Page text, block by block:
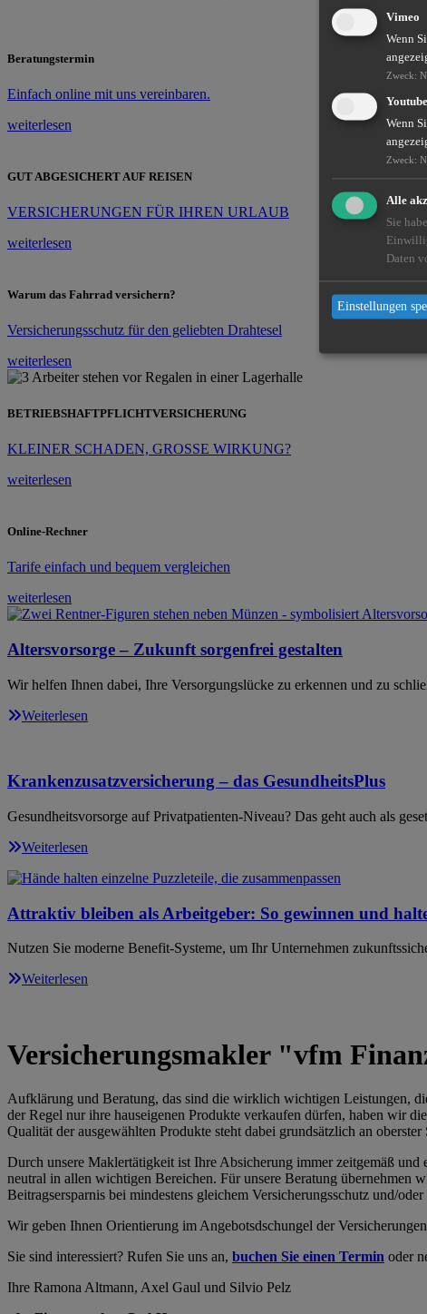
Beratungstermin
Einfach online mit uns vereinbaren.
weiterlesen
GUT ABGESICHERT AUF REISEN
VERSICHERUNGEN FÜR IHREN URLAUB
weiterlesen
Warum das Fahrrad versichern?
Versicherungsschutz für den geliebten Drahtesel
weiterlesen
BETRIEBSHAFTPFLICHTVERSICHERUNG
KLEINER SCHADEN, GROSSE WIRKUNG?
weiterlesen
Online-Rechner
Tarife einfach und bequem vergleichen
weiterlesen
Altersvorsorge – Zukunft sorgenfrei gestalten
Wir helfen Ihnen dabei, Ihre Versorgungslücke zu erkennen und zu
Weiterlesen
Krankenzusatzversicherung – das GesundheitsPlus
Gesundheitsvorsorge auf Privatpatienten-Niveau? Das geht auch als
Weiterlesen
Attraktiv bleiben als Arbeitgeber: So gewinnen und
Nutzen Sie moderne Benefit-Systeme, um Ihr Unternehmen
Weiterlesen
Versicherungsmakler "vfm
Aufklärung und Beratung, das sind die wirklich wichtigen Leistungen,
der Regel nur ihre hauseigenen Produkte verkaufen dürfen, haben wir
Qualität der ausgewählten Produkte steht dabei grundsätzlich an oberster
Durch unsere Maklertätigkeit ist Ihre Absicherung immer zeitgemäß
neutral in allen wichtigen Bereichen. Für unsere Beratung
Beitragsersparnis bei mindestens gleichem Versicherungsschutz und/
Wir geben Ihnen Orientierung im Angebotsdschungel der
Sie sind interessiert? Rufen Sie uns an, buchen Sie einen Termin oder
Ihre Ramona Altmann, Axel Gaul und Silvio Pelz
Vimeo
Wenn
Zweck:
Youtube
Wenn
Zweck:
Alle
Sie
Daten
Einstellungen